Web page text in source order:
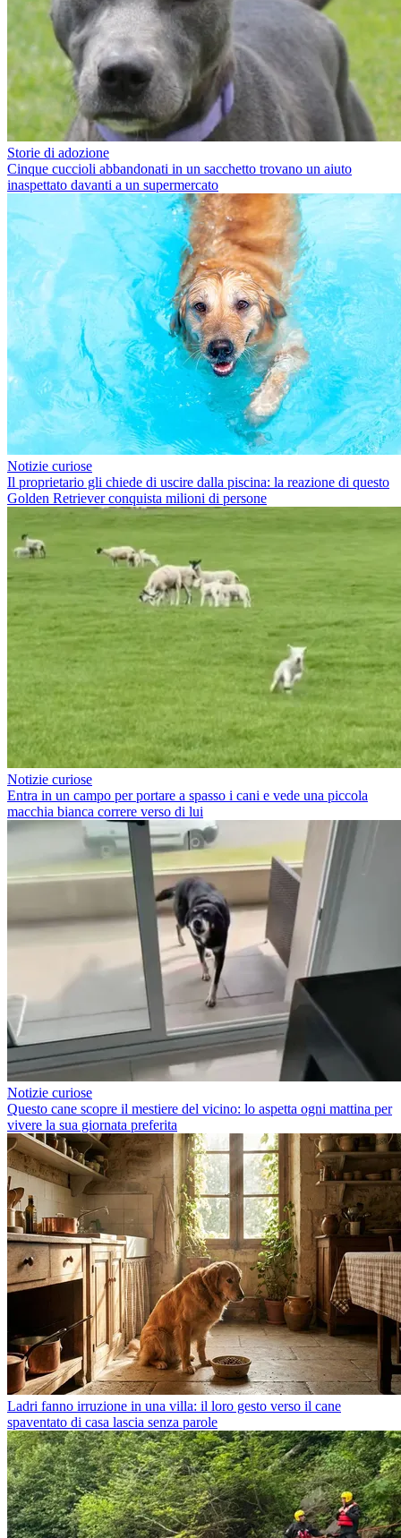
Storie di adozione
Cinque cuccioli abbandonati in un sacchetto trovano un aiuto
inaspettato davanti a un supermercato
Notizie curiose
Il proprietario gli chiede di uscire dalla piscina: la reazione di questo
Golden Retriever conquista milioni di persone
Notizie curiose
Entra in un campo per portare a spasso i cani e vede una piccola
macchia bianca correre verso di lui
Notizie curiose
Questo cane scopre il mestiere del vicino: lo aspetta ogni mattina per
vivere la sua giornata preferita
Ladri fanno irruzione in una villa: il loro gesto verso il cane
spaventato di casa lascia senza parole